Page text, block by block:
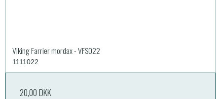
Viking Farrier mordax - VFS022
1111022
20,00 DKK